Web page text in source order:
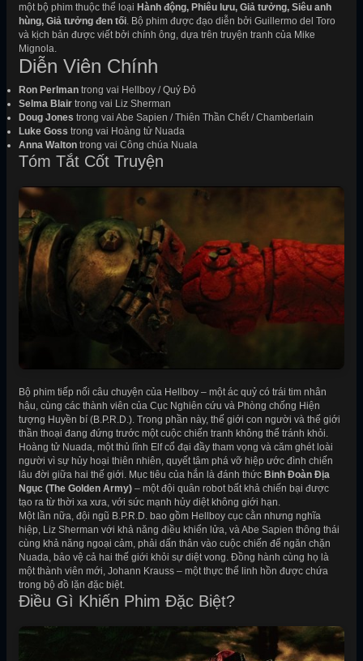
một bộ phim thuộc thể loại Hành động, Phiêu lưu, Giả tưởng, Siêu anh
hùng, Giả tưởng đen tối . Bộ phim được đạo diễn bởi Guillermo del Toro
và kịch bản được viết bởi chính ông, dựa trên truyện tranh của Mike
Mignola.
Diễn Viên Chính
Ron Perlman trong vai Hellboy / Quỷ Đỏ
Selma Blair trong vai Liz Sherman
Doug Jones trong vai Abe Sapien / Thiên Thần Chết / Chamberlain
Luke Goss trong vai Hoàng tử Nuada
Anna Walton trong vai Công chúa Nuala
Tóm Tắt Cốt Truyện
Bộ phim tiếp nối câu chuyện của Hellboy – một ác quỷ có trái tim nhân
hậu, cùng các thành viên của Cục Nghiên cứu và Phòng chống Hiện
tượng Huyền bí (B.P.R.D.). Trong phần này, thế giới con người và thế giới
thần thoại đang đứng trước một cuộc chiến tranh không thể tránh khỏi.
Hoàng tử Nuada, một thủ lĩnh Elf cổ đại đầy tham vọng và căm ghét loài
người vì sự hủy hoại thiên nhiên, quyết tâm phá vỡ hiệp ước đình chiến
lâu đời giữa hai thế giới. Mục tiêu của hắn là đánh thức Binh Đoàn Địa
Ngục (The Golden Army) – một đội quân robot bất khả chiến bại được
tạo ra từ thời xa xưa, với sức mạnh hủy diệt không giới hạn.
Một lần nữa, đội ngũ B.P.R.D. bao gồm Hellboy cục cằn nhưng nghĩa
hiệp, Liz Sherman với khả năng điều khiển lửa, và Abe Sapien thông thái
cùng khả năng ngoại cảm, phải dấn thân vào cuộc chiến để ngăn chặn
Nuada, bảo vệ cả hai thế giới khỏi sự diệt vong. Đồng hành cùng họ là
một thành viên mới, Johann Krauss – một thực thể linh hồn được chứa
trong bộ đồ lặn đặc biệt.
Điều Gì Khiến Phim Đặc Biệt?